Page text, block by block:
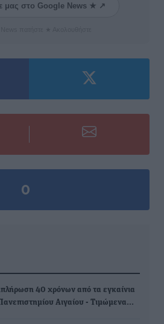
μας στο Google News ★ ↗
0
40 χρόνων από τα εγκαίνια
Αιγαίου - Τιμώμενα…